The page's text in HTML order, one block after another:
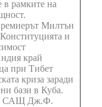
в рамките на
Милтън
и
край
при Тибет
криза заради
бази в Куба.
САЩ Дж.Ф.